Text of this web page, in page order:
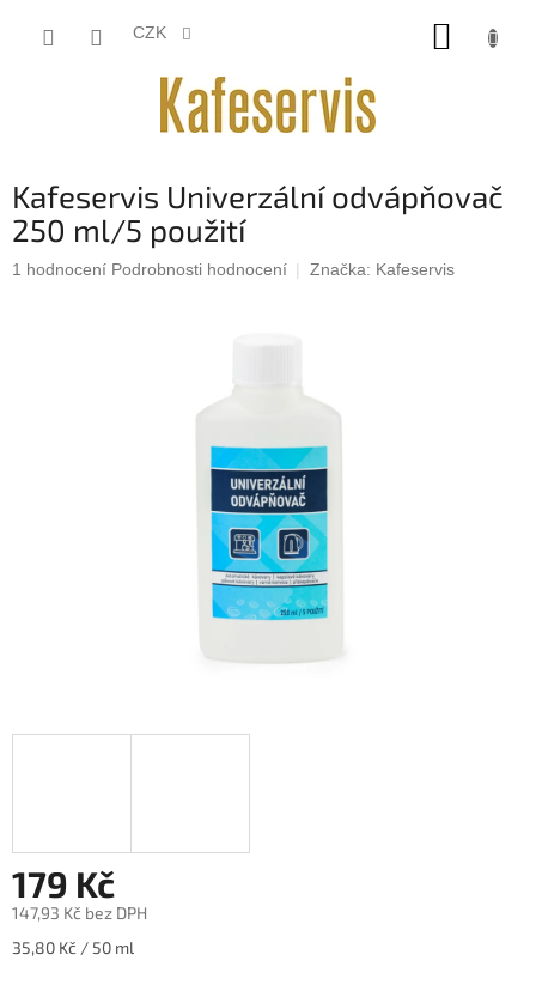
CZK
Kafeservis Univerzální odvápňovač
250 ml/5 použití
Průměrné
1 hodnocení Podrobnosti hodnocení Značka: Kafeservis
179 Kč
147,93 Kč bez DPH
Měrná
35,80 Kč / 50 ml